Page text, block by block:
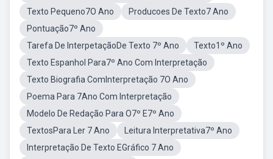
Texto Pequeno7O Ano
Producoes De Texto7 Ano
Pontuação7º Ano
Tarefa De InterpetaçãoDe Texto 7º Ano
Texto1º Ano
Texto Espanhol Para7º Ano Com Interpretação
Texto Biografia ComInterpretação 7O Ano
Poema Para 7Ano Com Interpretação
Modelo De Redação Para O7º E7º Ano
TextosPara Ler 7 Ano
Leitura Interpretativa7º Ano
Interpretação De Texto EGráfico 7 Ano